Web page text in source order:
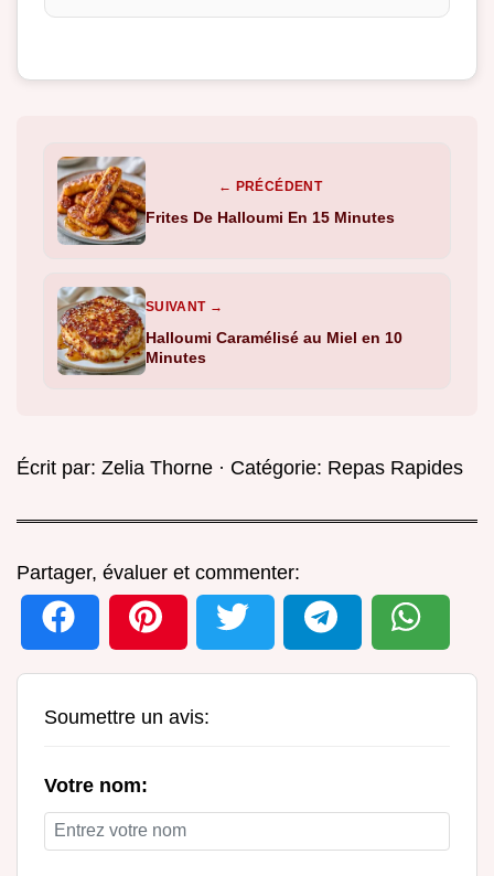
← PRÉCÉDENT
Frites De Halloumi En 15 Minutes
SUIVANT →
Halloumi Caramélisé au Miel en 10
Minutes
Écrit par: Zelia Thorne · Catégorie: Repas Rapides
Partager, évaluer et commenter:
Soumettre un avis:
Votre nom: